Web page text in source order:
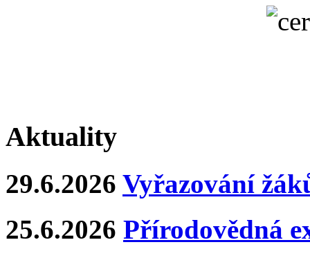
Aktuality
29.6.2026 Vyřazování
25.6.2026 Přírodovědná